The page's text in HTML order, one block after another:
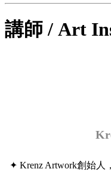
講師 / Art
✦ Krenz Artwork創始人